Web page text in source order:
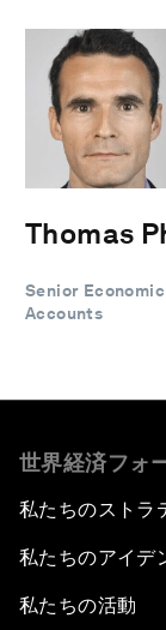
Thomas
Senior
Accounts
世界経済フォ
私たちのストラ
私たちのアイデ
私たちの活動